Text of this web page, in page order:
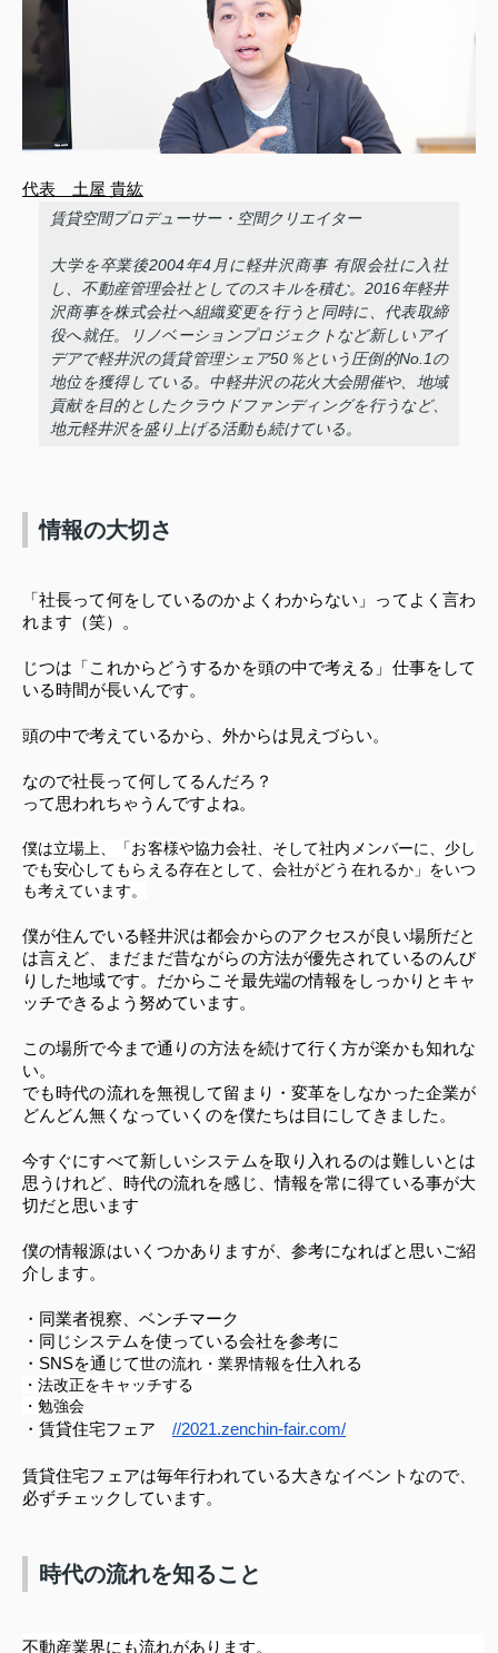
代表　土屋 貴紘
賃貸空間プロデューサー・空間クリエイター
大学を卒業後2004年4月に軽井沢商事 有限会社に入社
し、不動産管理会社としてのスキルを積む。2016年軽井
沢商事を株式会社へ組織変更を行うと同時に、代表取締
役へ就任。リノベーションプロジェクトなど新しいアイ
デアで軽井沢の賃貸管理シェア50％という圧倒的No.1の
地位を獲得している。中軽井沢の花火大会開催や、地域
貢献を目的としたクラウドファンディングを行うなど、
地元軽井沢を盛り上げる活動も続けている。
情報の大切さ
「社長って何をしているのかよくわからない」ってよく言わ
れます（笑）。
じつは「これからどうするかを頭の中で考える」仕事をして
いる時間が長いんです。
頭の中で考えているから、外からは見えづらい。
なので社長って何してるんだろ？
って思われちゃうんですよね。
僕は立場上、「お客様や協力会社、そして社内メンバーに、少し
でも安心してもらえる存在として、会社がどう在れるか」をいつ
も考えています。
僕が住んでいる軽井沢は都会からのアクセスが良い場所だと
は言えど、まだまだ昔ながらの方法が優先されているのんび
りした地域です。だからこそ最先端の情報をしっかりとキャ
ッチできるよう努めています。
この場所で今まで通りの方法を続けて行く方が楽かも知れな
い。
でも時代の流れを無視して留まり・変革をしなかった企業が
どんどん無くなっていくのを僕たちは目にしてきました。
今すぐにすべて新しいシステムを取り入れるのは難しいとは
思うけれど、時代の流れを感じ、情報を常に得ている事が大
切だと思います
僕の情報源はいくつかありますが、参考になればと思いご紹
介します。
・同業者視察、ベンチマーク
・同じシステムを使っている会社を参考に
・SNSを通じて世の流れ・業界情報を仕入れる
・法改正をキャッチする
・勉強会
・賃貸住宅フェア //2021.zenchin-fair.com/
賃貸住宅フェアは毎年行われている大きなイベントなので、
必ずチェックしています。
時代の流れを知ること
不動産業界にも流れがあります。